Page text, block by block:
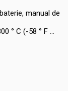
manual de
° C (-58 ° F ...